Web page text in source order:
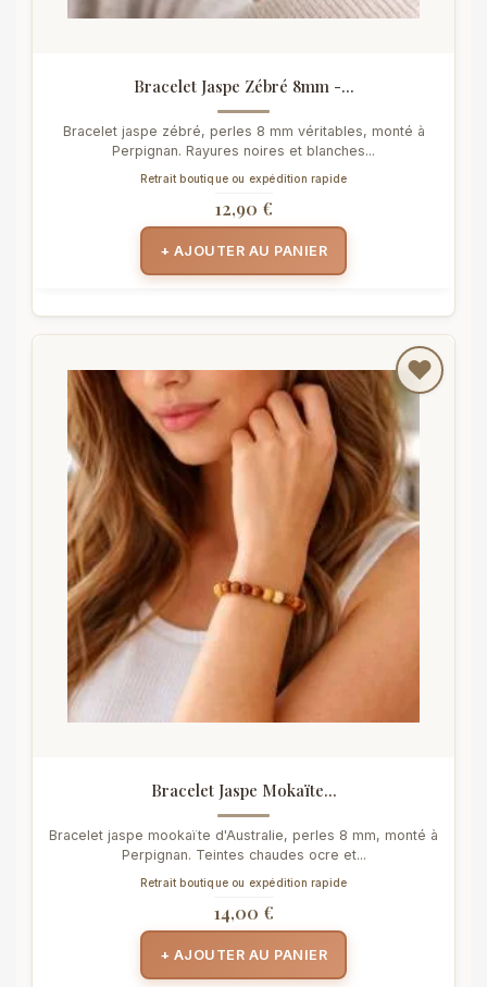
Bracelet Jaspe Zébré 8mm -...
Bracelet jaspe zébré, perles 8 mm véritables, monté à
Perpignan. Rayures noires et blanches...
Retrait boutique ou expédition rapide
12,90 €
+ AJOUTER AU PANIER
Bracelet Jaspe Mokaïte...
Bracelet jaspe mookaïte d'Australie, perles 8 mm, monté à
Perpignan. Teintes chaudes ocre et...
Retrait boutique ou expédition rapide
14,00 €
+ AJOUTER AU PANIER